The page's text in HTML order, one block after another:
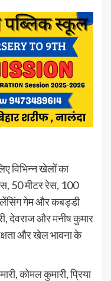
विभिन्न खेलों का
50 मीटर रेस, 100
गेम और कबड्डी
देवराज और मनीष कुमार
और खेल भावना के
कोमल कुमारी, प्रिया